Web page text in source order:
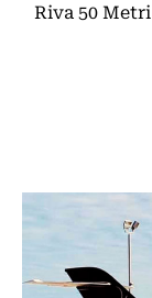
Riva 50